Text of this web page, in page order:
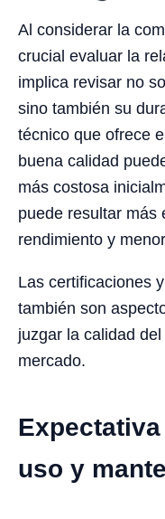
Al considerar la
crucial evaluar la
implica revisar no
sino también su
técnico que ofrece
buena calidad
más costosa
puede resultar más
rendimiento y
Las certificaciones
también son
juzgar la calidad
mercado.
uso y